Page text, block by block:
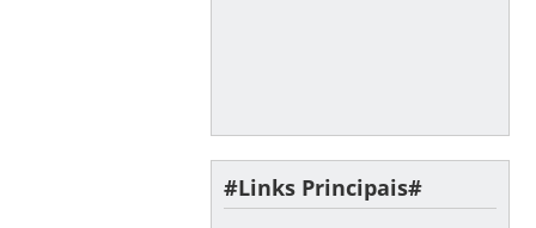
#Links Principais#